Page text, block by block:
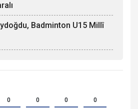
Badminton U15 Millî
0 0 0 0